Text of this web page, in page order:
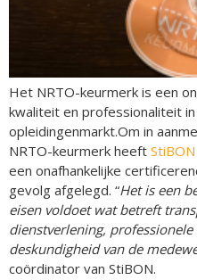
Het NRTO-keurmerk is een
kwaliteit en professionaliteit
opleidingenmarkt.Om in
NRTO-keurmerk heeft
een onafhankelijke
gevolg afgelegd. “Het is een
eisen voldoet wat betreft
dienstverlening,
deskundigheid van de
coördinator van StiBON.